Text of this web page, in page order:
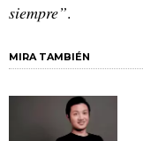
siempre”.
MIRA TAMBIÉN